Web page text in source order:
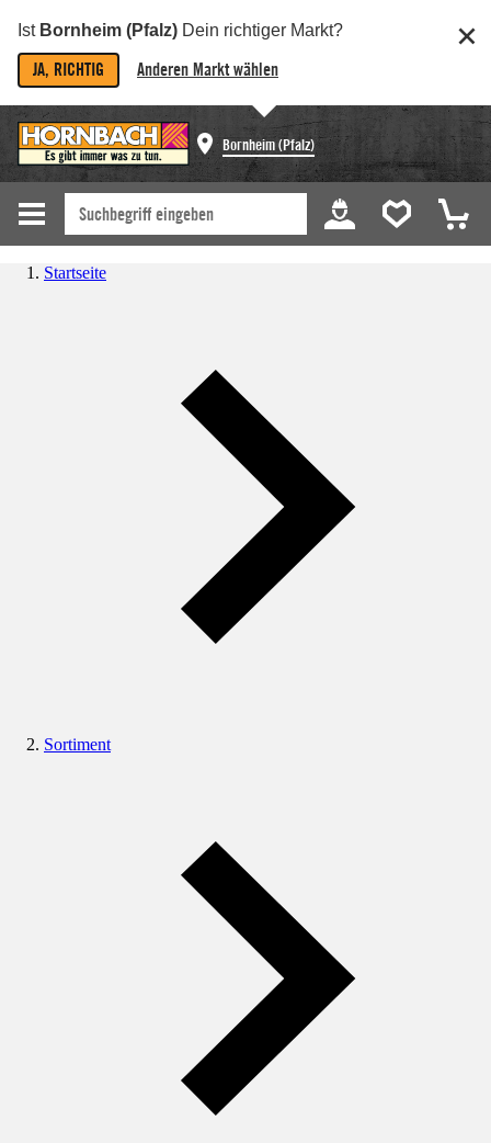
Ist Bornheim (Pfalz) Dein richtiger Markt?
JA, RICHTIG Anderen Markt wählen
Bornheim (Pfalz)
Startseite
Sortiment